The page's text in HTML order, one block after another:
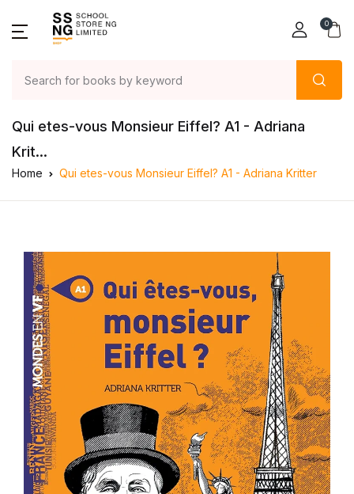
0
Qui etes-vous Monsieur Eiffel? A1 - Adriana
Krit...
Home Qui etes-vous Monsieur Eiffel? A1 - Adriana Kritter